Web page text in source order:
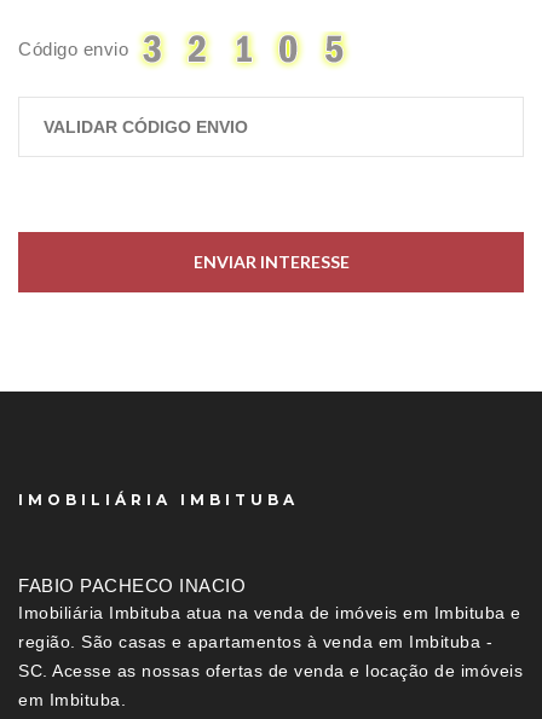
Código envio
ENVIAR INTERESSE
IMOBILIÁRIA IMBITUBA
FABIO PACHECO INACIO
Imobiliária Imbituba atua na venda de imóveis em Imbituba e
região. São casas e apartamentos à venda em Imbituba -
SC. Acesse as nossas ofertas de venda e locação de imóveis
em Imbituba.